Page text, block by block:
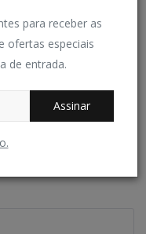
para receber as
ofertas especiais
de entrada.
Assinar